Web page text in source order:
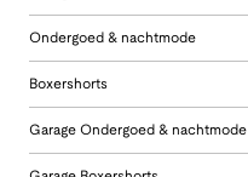
Ondergoed & nachtmode
Boxershorts
Garage Ondergoed & nachtmode